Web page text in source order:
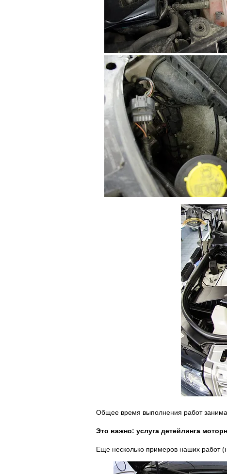
Общее время выполнения работ
Это важно: услуга детейлинга
Еще несколько примеров наших работ